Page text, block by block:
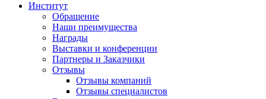
Институт
Обращение
Наши преимущества
Награды
Выставки и конференции
Партнеры и Заказчики
Отзывы
Отзывы компаний
Отзывы специалистов